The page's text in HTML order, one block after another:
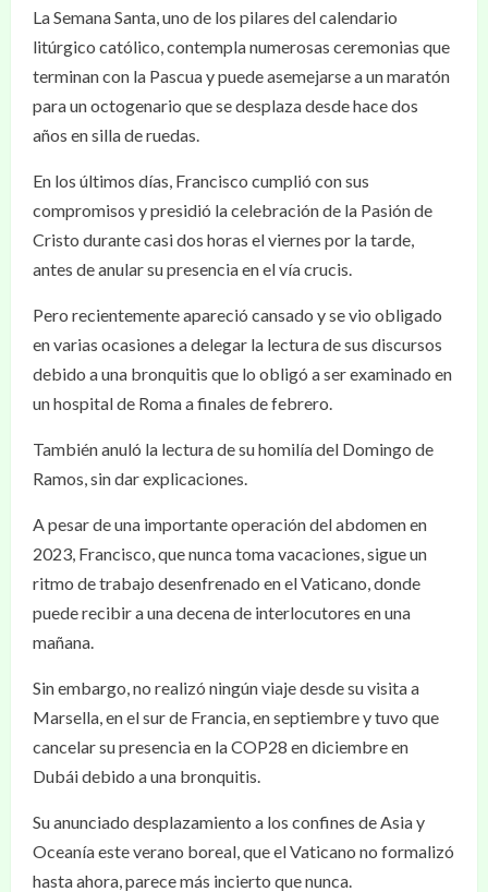
La Semana Santa, uno de los pilares del calendario
litúrgico católico, contempla numerosas ceremonias que
terminan con la Pascua y puede asemejarse a un maratón
para un octogenario que se desplaza desde hace dos
años en silla de ruedas.
En los últimos días, Francisco cumplió con sus
compromisos y presidió la celebración de la Pasión de
Cristo durante casi dos horas el viernes por la tarde,
antes de anular su presencia en el vía crucis.
Pero recientemente apareció cansado y se vio obligado
en varias ocasiones a delegar la lectura de sus discursos
debido a una bronquitis que lo obligó a ser examinado en
un hospital de Roma a finales de febrero.
También anuló la lectura de su homilía del Domingo de
Ramos, sin dar explicaciones.
A pesar de una importante operación del abdomen en
2023, Francisco, que nunca toma vacaciones, sigue un
ritmo de trabajo desenfrenado en el Vaticano, donde
puede recibir a una decena de interlocutores en una
mañana.
Sin embargo, no realizó ningún viaje desde su visita a
Marsella, en el sur de Francia, en septiembre y tuvo que
cancelar su presencia en la COP28 en diciembre en
Dubái debido a una bronquitis.
Su anunciado desplazamiento a los confines de Asia y
Oceanía este verano boreal, que el Vaticano no formalizó
hasta ahora, parece más incierto que nunca.